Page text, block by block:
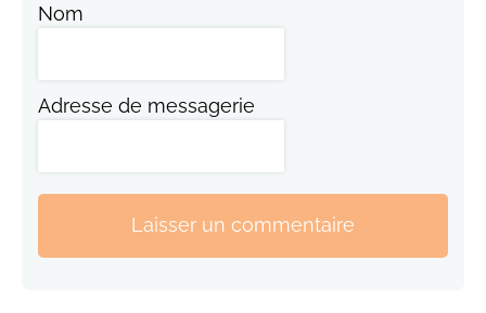
Nom
Adresse de messagerie
Laisser un commentaire